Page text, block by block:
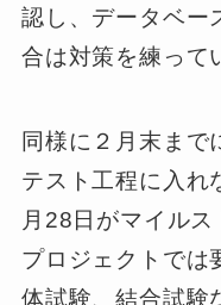
認し、データベー
合は対策を練って
同様に２月末まで
テスト工程に入れ
月28日がマイルス
プロジェクトでは
体試験、結合試験